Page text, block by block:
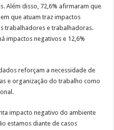
Além disso, 72,6% afirmaram que
que atuam traz impactos
trabalhadores e trabalhadoras.
impactos negativos e 12,6%
reforçam a necessidade de
e organização do trabalho como
impacto negativo do ambiente
estamos diante de casos